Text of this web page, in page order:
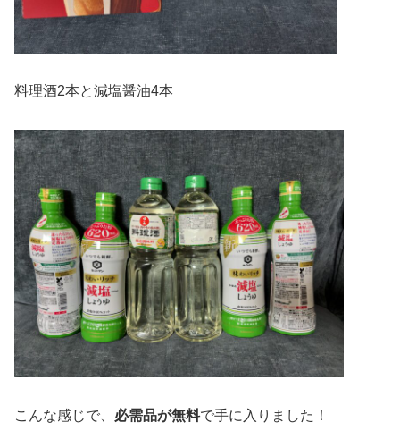
料理酒2本と減塩醤油4本
こんな感じで、 必需品が無料で手に入りました！